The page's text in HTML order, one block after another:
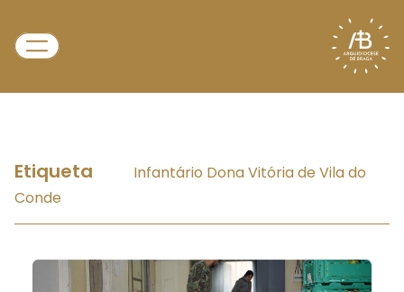
Etiqueta
Infantário Dona Vitória de Vila do
Conde